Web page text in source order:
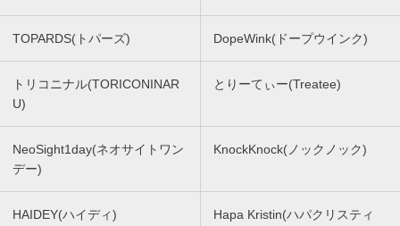
TOPARDS(トパーズ) DopeWink(ドープウインク)
トリコニナル(TORICONINAR
U)
とりーてぃー(Treatee)
NeoSight1day(ネオサイトワン
デー)
KnockKnock(ノックノック)
HAIDEY(ハイディ)
Hapa Kristin(ハパクリスティ